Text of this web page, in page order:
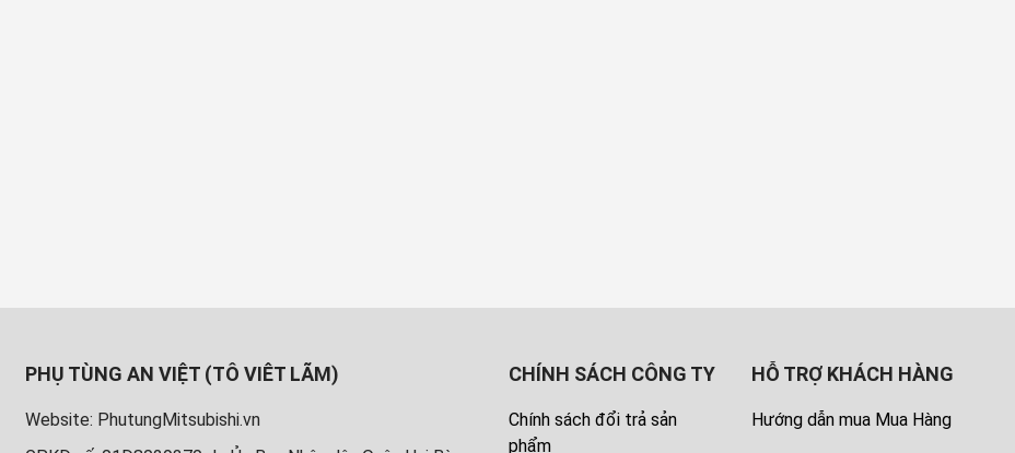
PHỤ TÙNG AN VIỆT (TÔ VIÊT LÃM)
Website: PhutungMitsubishi.vn
CHÍNH SÁCH CÔNG TY
Chính sách đổi trả sản
phẩm
HỖ TRỢ KHÁCH HÀNG
Hướng dẫn mua Mua Hàng